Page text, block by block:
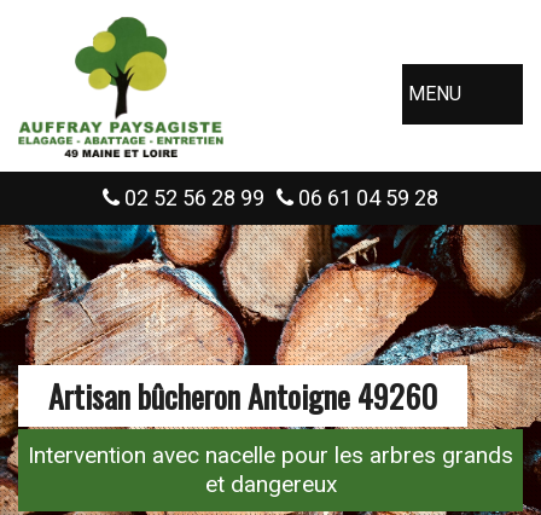
MENU
02 52 56 28 99 06 61 04 59 28
Artisan bûcheron Antoigne 49260
Intervention avec nacelle pour les arbres grands
et dangereux